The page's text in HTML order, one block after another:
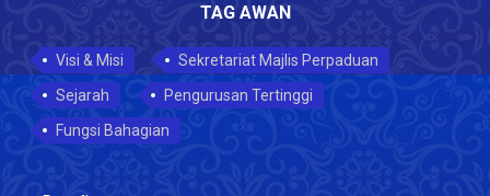
TAG AWAN
Visi & Misi
Sekretariat Majlis Perpaduan
Sejarah
Pengurusan Tertinggi
Fungsi Bahagian